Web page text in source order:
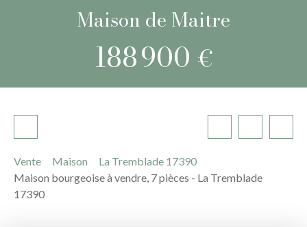
Maison de Maitre
188 900 €
Vente Maison
La Tremblade 17390
Maison bourgeoise à vendre, 7 pièces - La Tremblade
17390